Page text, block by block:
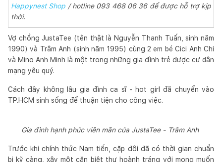
Happynest Shop / hotline 093 468 06 36 để được hỗ trợ kịp
thời.
Vợ chồng JustaTee (tên thật là Nguyễn Thanh Tuấn, sinh năm
1990) và Trâm Anh (sinh năm 1995) cùng 2 em bé Cici Anh Chi
và Mino Anh Minh là một trong những gia đình trẻ được cư dân
mạng yêu quý.
Cách đây không lâu gia đình ca sĩ - hot girl đã chuyển vào
TP.HCM sinh sống để thuận tiện cho công việc.
Gia đình hạnh phúc viên mãn của JustaTee - Trâm Anh
Trước khi chính thức Nam tiến, cặp đôi đã có thời gian chuẩn
bị kỹ càng, xây một căn biệt thự hoành tráng với mong muốn